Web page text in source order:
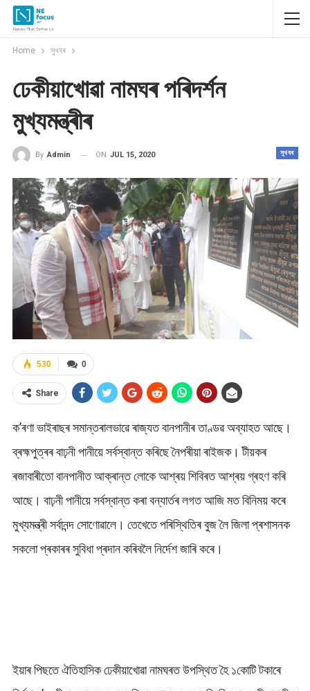
Home সুখবৰ
ঢেকীয়াখোৱা নামঘৰ পৰিদৰ্শন
মুখ্যমন্ত্ৰীৰ
সুখবৰ
By Admin ON JUL 15, 2020
0
530
Share
ক’ৰণা ভাইৰাছৰ সমান্তৰালভাৱে ৰাজ্যত বানপানীৰ তাণ্ডৱ অব্যাহত আছে।
ব্ৰহ্মপুত্ৰৰ বাঢ়নী পানীয়ে সৰ্বস্বান্ত কৰিছে নৈপৰীয়া ৰাইজক। টীয়কৰ
ৰজাবাৰীতো বানপানীত আক্ৰান্ত লোকে আশ্ৰয় শিবিৰত আশ্ৰয় গ্ৰহণ কৰি
আছে। বাঢ়নী পানীয়ে সৰ্বস্বান্ত কৰা বন্যাৰ্তৰ লগত আজি মত বিনিময় কৰে
মুখ্যমন্ত্ৰী সৰ্বানন্দ সোণোৱালে। তেখেতে পৰিস্থিতিৰ বুজ লৈ জিলা প্ৰশাসনক
সকলো প্ৰকাৰৰ সুবিধা প্ৰদান কৰিবলৈ নিৰ্দেশ জাৰি কৰে।
ইয়াৰ পিছতে ঐতিহাসিক ঢেকীয়াখোৱা নামঘৰত উপস্থিত হৈ ১কোটি টকাৰে